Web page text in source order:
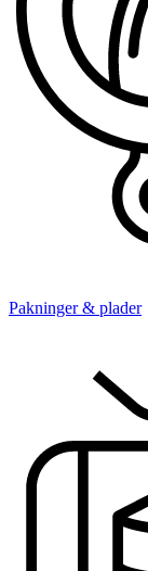
Pakninger & plader